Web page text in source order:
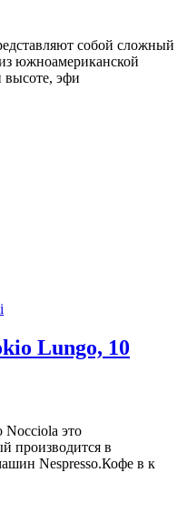
собой сложный
южноамериканской
эфи
i
Lungo, 10
Nocciola это
производится в
Nespresso.Кофе в к